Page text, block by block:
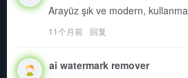
Arayüz şık ve modern,
11个月前 回复
ai watermark remover